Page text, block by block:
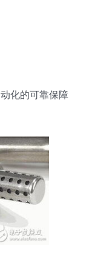
化的可靠保障